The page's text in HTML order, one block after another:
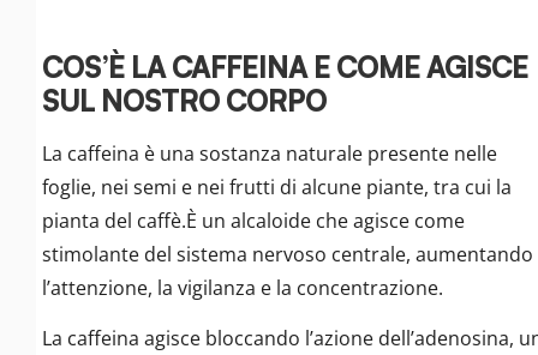
COS’È LA CAFFEINA E COME AGISCE
SUL NOSTRO CORPO
La caffeina è una sostanza naturale presente nelle
foglie, nei semi e nei frutti di alcune piante, tra cui la
pianta del caffè.È un alcaloide che agisce come
stimolante del sistema nervoso centrale, aumentando
l’attenzione, la vigilanza e la concentrazione.
La caffeina agisce bloccando l’azione dell’adenosina,